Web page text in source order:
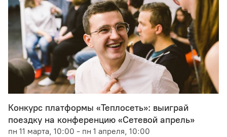
Конкурс платформы «Теплосеть»: выиграй
поездку на конференцию «Сетевой апрель»
пн 11 марта, 10:00 - пн 1 апреля, 10:00